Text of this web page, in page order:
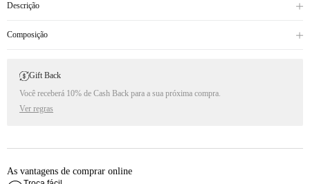
Descrição
Composição
Gift Back
Você receberá 10% de Cash Back para a sua próxima compra.
Ver regras
As vantagens de comprar online